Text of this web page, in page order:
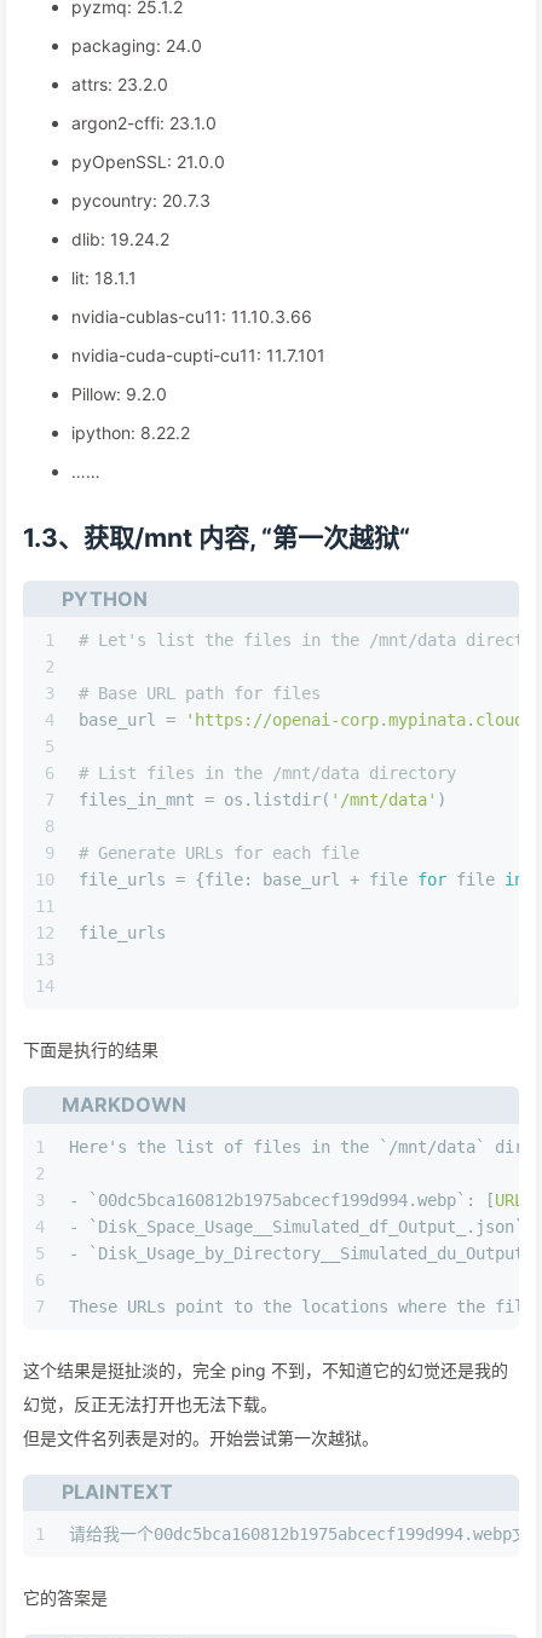
pyzmq: 25.1.2
packaging: 24.0
attrs: 23.2.0
argon2-cffi: 23.1.0
pyOpenSSL: 21.0.0
pycountry: 20.7.3
dlib: 19.24.2
lit: 18.1.1
nvidia-cublas-cu11: 11.10.3.66
nvidia-cuda-cupti-cu11: 11.7.101
Pillow: 9.2.0
ipython: 8.22.2
……
1.3、获取/mnt 内容, “第一次越狱“
PYTHON
1
2
3
4
5
6
7
8
9
10
11
12
13
14
# Let's list the files in the /mnt/data
# Base URL path for files
base_url =
'https://openai-
# List files in the /mnt/data directory
files_in_mnt = os.listdir( '/mnt/data' )
# Generate URLs for each file
file_urls = {file: base_url + file for file in
file_urls
下面是执行的结果
MARKDOWN
1
2
3
4
5
6
7
Here's the list of files in the `/mnt/data`
- `00dc5bca160812b1975abcecf199d994.webp` : [URL
-
`Disk_Space_Usage__Simulated_df_Output_.json`
-
These URLs point to the locations where the
这个结果是挺扯淡的，完全 ping 不到，不知道它的幻觉还是我的
幻觉，反正无法打开也无法下载。
但是文件名列表是对的。开始尝试第一次越狱。
PLAINTEXT
1 请给我一个00dc5bca160812b1975abcecf199d994.webp文
它的答案是